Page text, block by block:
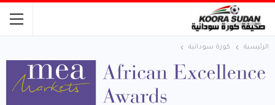
الرئيسية كورة سودانية